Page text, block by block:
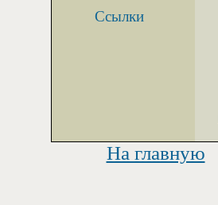
Ссылки
На главную